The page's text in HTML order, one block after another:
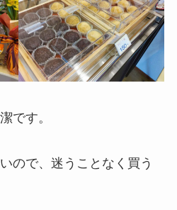
です。
ので、迷うことなく買う